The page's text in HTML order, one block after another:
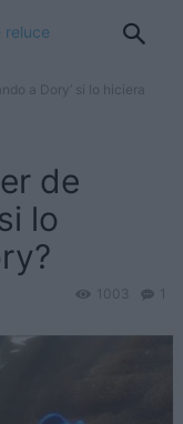
a Dory’ si lo hiciera
de
lo
1
1003